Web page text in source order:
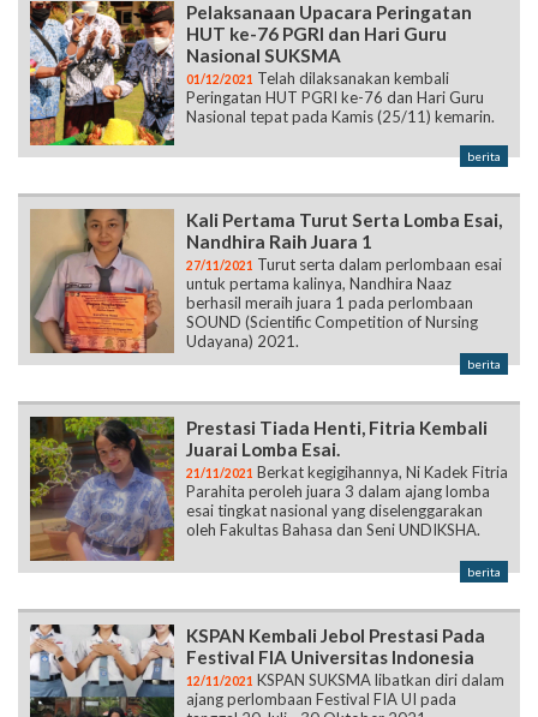
Pelaksanaan Upacara Peringatan
HUT ke-76 PGRI dan Hari Guru
Nasional SUKSMA
01/12/2021 Telah dilaksanakan kembali
Peringatan HUT PGRI ke-76 dan Hari Guru
Nasional tepat pada Kamis (25/11) kemarin.
berita
Kali Pertama Turut Serta Lomba Esai,
Nandhira Raih Juara 1
27/11/2021 Turut serta dalam perlombaan esai
untuk pertama kalinya, Nandhira Naaz
berhasil meraih juara 1 pada perlombaan
SOUND (Scientific Competition of Nursing
Udayana) 2021.
berita
Prestasi Tiada Henti, Fitria Kembali
Juarai Lomba Esai.
21/11/2021 Berkat kegigihannya, Ni Kadek Fitria
Parahita peroleh juara 3 dalam ajang lomba
esai tingkat nasional yang diselenggarakan
oleh Fakultas Bahasa dan Seni UNDIKSHA.
berita
KSPAN Kembali Jebol Prestasi Pada
Festival FIA Universitas Indonesia
12/11/2021 KSPAN SUKSMA libatkan diri dalam
ajang perlombaan Festival FIA UI pada